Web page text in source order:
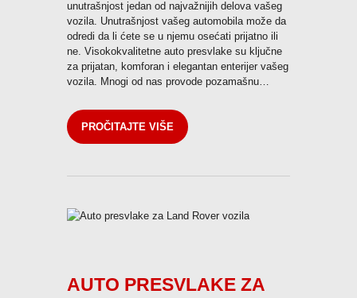
unutrašnjost jedan od najvažnijih delova vašeg
vozila. Unutrašnjost vašeg automobila može da
odredi da li ćete se u njemu osećati prijatno ili
ne. Visokokvalitetne auto presvlake su ključne
za prijatan, komforan i elegantan enterijer vašeg
vozila. Mnogi od nas provode pozamašnu…
PROČITAJTE VIŠE
AUTO PRESVLAKE ZA